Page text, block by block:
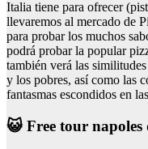
Italia tiene para ofrecer
llevaremos al mercado de
para probar los muchos
podrá probar la popular
también verá las
y los pobres, así como las
fantasmas escondidos en
😺 Free tour napoles